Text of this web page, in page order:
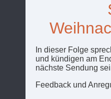
In dieser Folge
und kündigen am
nächste Sendung
Feedback und